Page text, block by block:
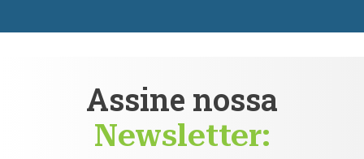
Assine nossa
Newsletter: